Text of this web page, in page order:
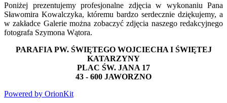
Poniżej prezentujemy profesjonalne zdjęcia w wykonaniu Pana
Sławomira Kowalczyka, któremu bardzo serdecznie dziękujemy, a
w zakładce Galerie można zobaczyć zdjęcia naszego redakcyjnego
fotografa Szymona Wątora.
PARAFIA PW. ŚWIĘTEGO WOJCIECHA I ŚWIĘTEJ
KATARZYNY
PLAC ŚW. JANA 17
43 - 600 JAWORZNO
Powered by OrionKit